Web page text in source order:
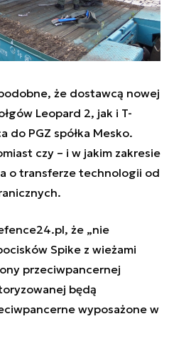
że dostawcą nowej
Leopard 2, jak i T-
do PGZ spółka Mesko.
czy – i w jakim zakresie
o transferze technologii od
że „nie
Spike z wieżami
przeciwpancernej
będą
wyposażone w